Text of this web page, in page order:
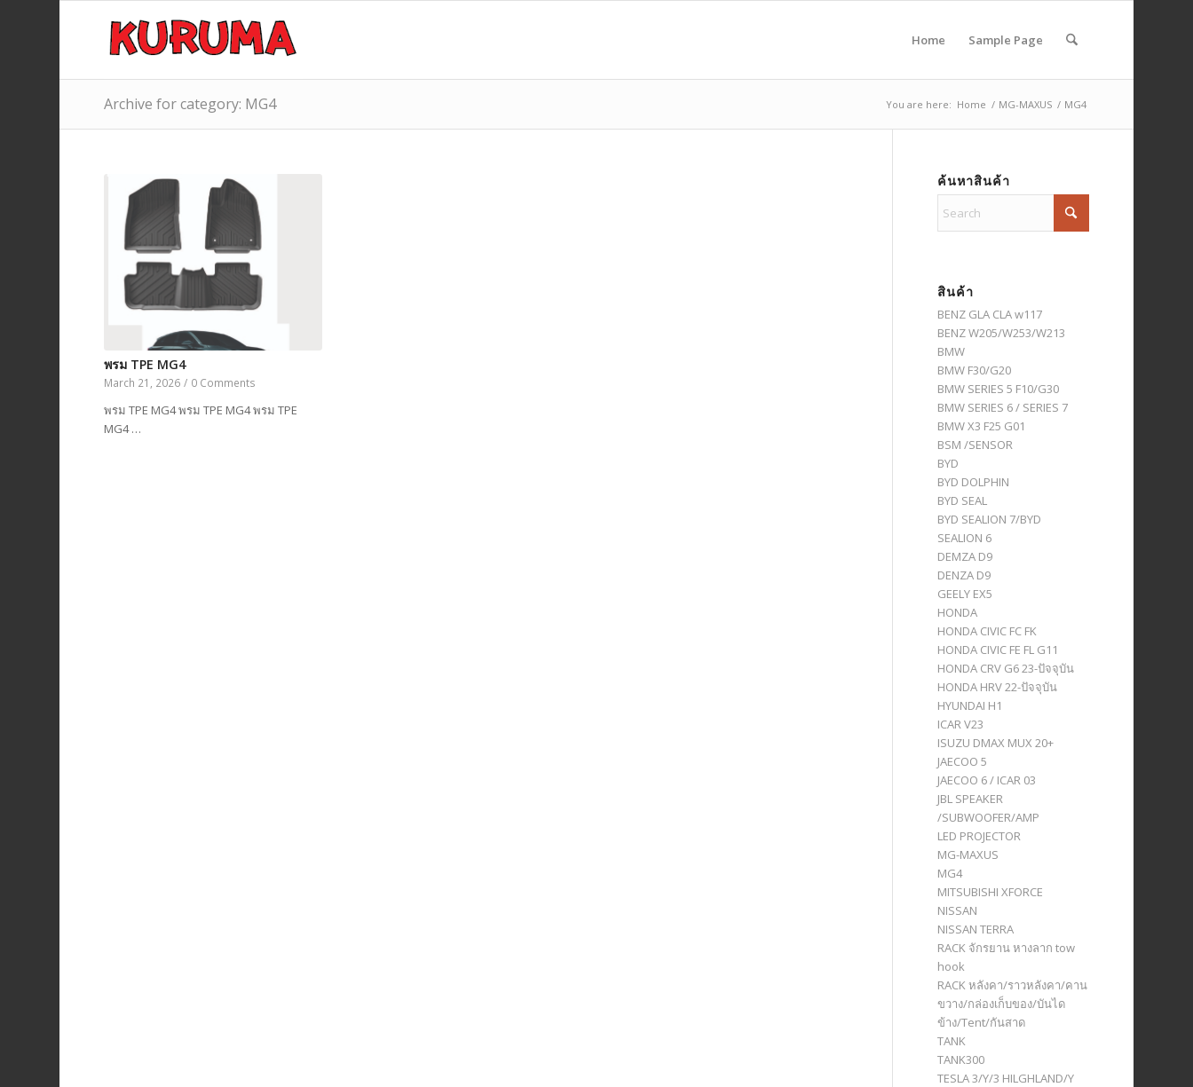
Home Sample Page
Archive for category: MG4 You are here: Home / MG-MAXUS / MG4
พรม TPE MG4
March 21, 2026 / 0 Comments
พรม TPE MG4 พรม TPE MG4 พรม TPE
MG4 …
ค้นหาสินค้า
สินค้า
BENZ GLA CLA w117
BENZ W205/W253/W213
BMW
BMW F30/G20
BMW SERIES 5 F10/G30
BMW SERIES 6 / SERIES 7
BMW X3 F25 G01
BSM /SENSOR
BYD
BYD DOLPHIN
BYD SEAL
BYD SEALION 7/BYD
SEALION 6
DEMZA D9
DENZA D9
GEELY EX5
HONDA
HONDA CIVIC FC FK
HONDA CIVIC FE FL G11
HONDA CRV G6 23-ปัจจุบัน
HONDA HRV 22-ปัจจุบัน
HYUNDAI H1
ICAR V23
ISUZU DMAX MUX 20+
JAECOO 5
JAECOO 6 / ICAR 03
JBL SPEAKER
/SUBWOOFER/AMP
LED PROJECTOR
MG-MAXUS
MG4
MITSUBISHI XFORCE
NISSAN
NISSAN TERRA
RACK จักรยาน หางลาก tow
hook
RACK หลังคา/ราวหลังคา/คาน
ขวาง/กล่องเก็บของ/บันได
ข้าง/Tent/กันสาด
TANK
TANK300
TESLA 3/Y/3 HILGHLAND/Y